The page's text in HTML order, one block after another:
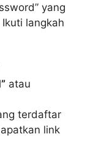
yang
langkah
atau
terdaftar
link